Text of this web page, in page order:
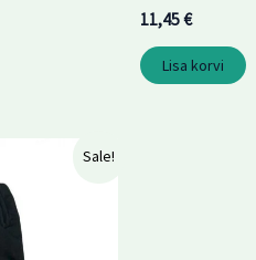
11,45€
Lisa korvi
Sale!